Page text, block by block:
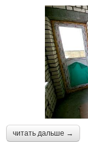
читать дальше →